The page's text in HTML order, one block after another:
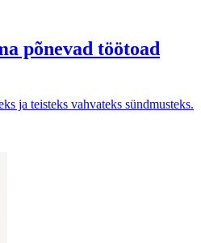
põnevad töötoad
ja teisteks vahvateks sündmusteks.